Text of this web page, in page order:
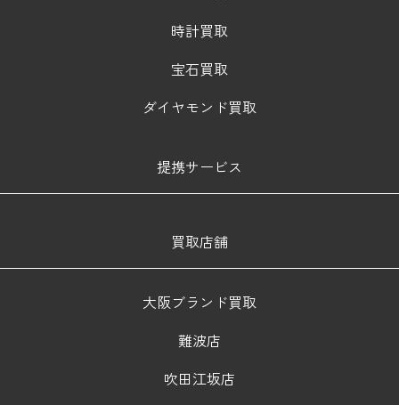
時計買取
宝石買取
ダイヤモンド買取
提携サービス
買取店舗
大阪ブランド買取
難波店
吹田江坂店